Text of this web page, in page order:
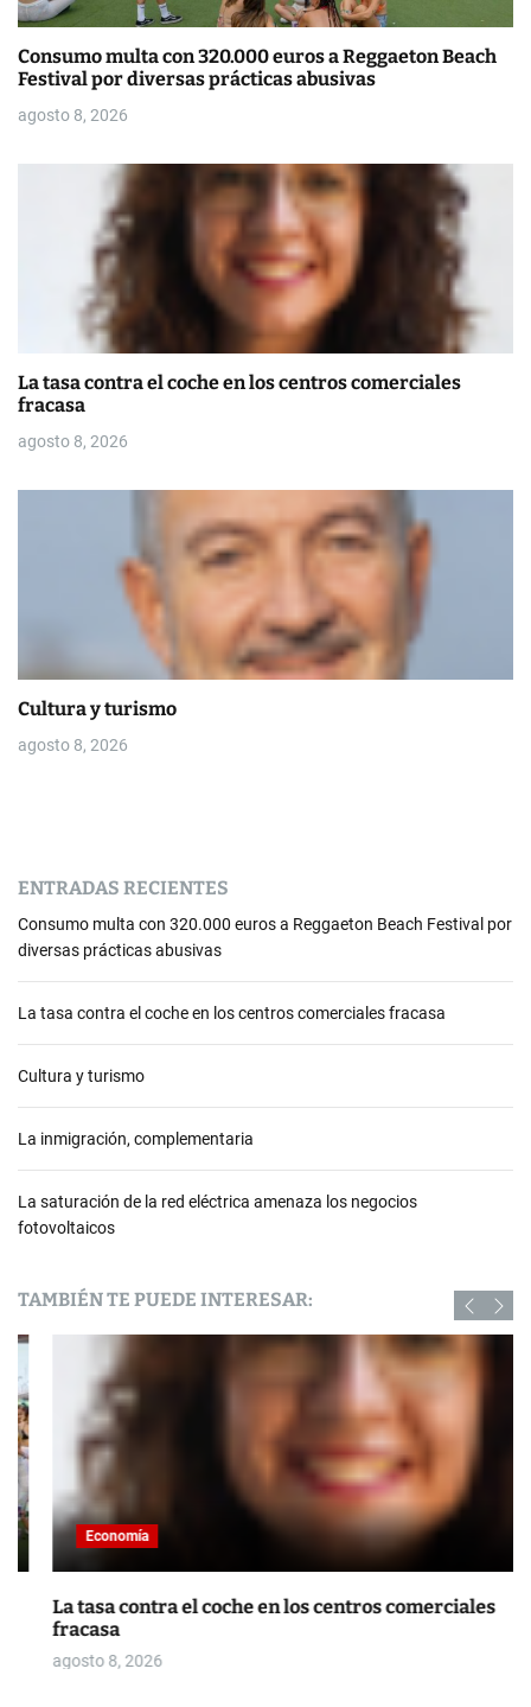
t
r
a
Consumo multa con 320.000 euros a Reggaeton Beach
Festival por diversas prácticas abusivas
agosto 8, 2026
La tasa contra el coche en los centros comerciales
fracasa
agosto 8, 2026
Cultura y turismo
agosto 8, 2026
ENTRADAS RECIENTES
Consumo multa con 320.000 euros a Reggaeton Beach Festival por
diversas prácticas abusivas
La tasa contra el coche en los centros comerciales fracasa
Cultura y turismo
La inmigración, complementaria
La saturación de la red eléctrica amenaza los negocios
fotovoltaicos
TAMBIÉN TE PUEDE INTERESAR:
Economía
La tasa contra el coche en los centros comerciales
fracasa
agosto 8, 2026